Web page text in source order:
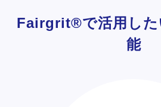
Fairgrit®で活用した
能